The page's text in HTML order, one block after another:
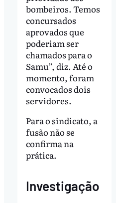
bombeiros. Temos
concursados
aprovados que
poderiam ser
chamados para o
Samu”, diz. Até o
momento, foram
convocados dois
servidores.
Para o sindicato, a
fusão não se
confirma na
prática.
Investigação